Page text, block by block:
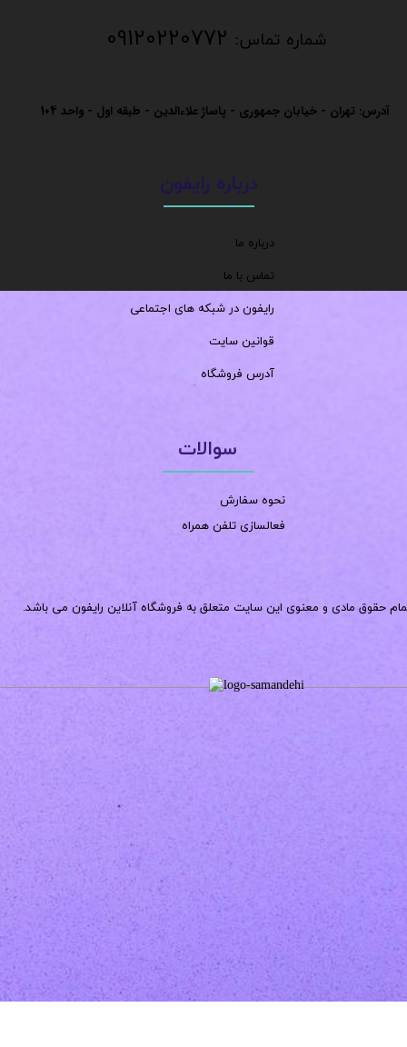
شماره تماس: 09120220772
آدرس: تهران - خیابان جمهوری - پاساژ علاءالدین - طبقه اول - واحد 104
سوالات
نحوه سفارش
فعالسازی تلفن همراه
حقوق مادی و معنوی این سایت متعلق به فروشگاه آنلاین رایفون می باشد.
درباره رایفون
درباره ما
تماس با ما
رایفون در شبکه های اجتماعی
قوانین سایت
آدرس فروشگاه